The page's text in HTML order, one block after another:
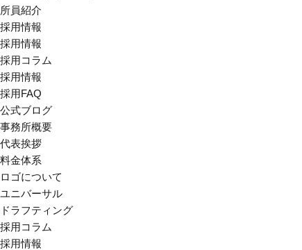
所員紹介
採用情報
採用情報
採用コラム
採用情報
採用FAQ
公式ブログ
事務所概要
代表挨拶
料金体系
ロゴについて
ユニバーサル
ドラフティング
採用コラム
採用情報